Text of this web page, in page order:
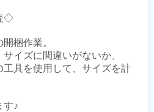
◇
梱作業。
イズに間違いがないか、
具を使用して、サイズを計
す♪